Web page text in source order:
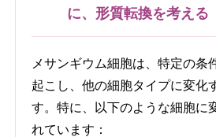
に、形質転換を考える
メサンギウム細胞は、特定の条
起こし、他の細胞タイプに変化
す。特に、以下のような細胞に
れています：